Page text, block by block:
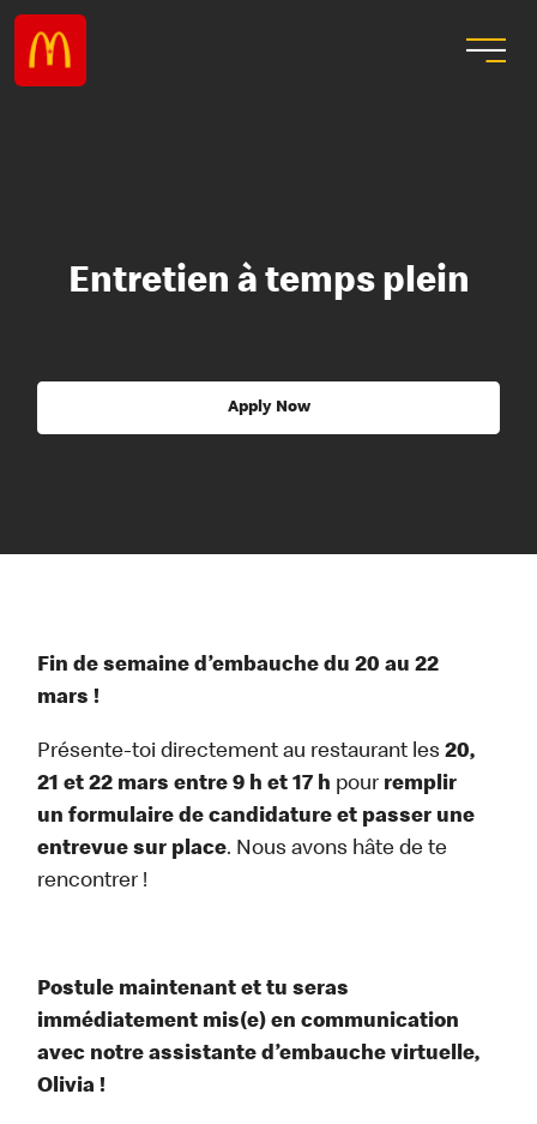
Entretien à temps plein
Apply Now
Fin de semaine d’embauche du 20 au 22
mars !
Présente-toi directement au restaurant les20,
21 et 22 mars entre 9 h et 17 h pour remplir
un formulaire de candidature et passer une
entrevue sur place. Nous avons hâte de te
rencontrer !
Postule maintenant et tu seras
immédiatement mis(e) en communication
avec notre assistante d’embauche virtuelle,
Olivia !